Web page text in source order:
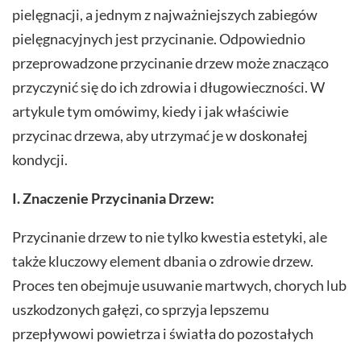
pielęgnacji, a jednym z najważniejszych zabiegów
pielęgnacyjnych jest przycinanie. Odpowiednio
przeprowadzone przycinanie drzew może znacząco
przyczynić się do ich zdrowia i długowieczności. W
artykule tym omówimy, kiedy i jak właściwie
przycinac drzewa, aby utrzymać je w doskonałej
kondycji.
I. Znaczenie Przycinania Drzew:
Przycinanie drzew to nie tylko kwestia estetyki, ale
także kluczowy element dbania o zdrowie drzew.
Proces ten obejmuje usuwanie martwych, chorych lub
uszkodzonych gałęzi, co sprzyja lepszemu
przepływowi powietrza i światła do pozostałych